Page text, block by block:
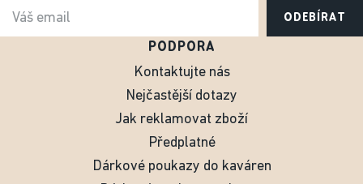
ODEBÍRAT
PODPORA
Kontaktujte nás
Nejčastější dotazy
Jak reklamovat zboží
Předplatné
Dárkové poukazy do kaváren